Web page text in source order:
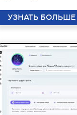
УЗНАТЬ БОЛЬШЕ